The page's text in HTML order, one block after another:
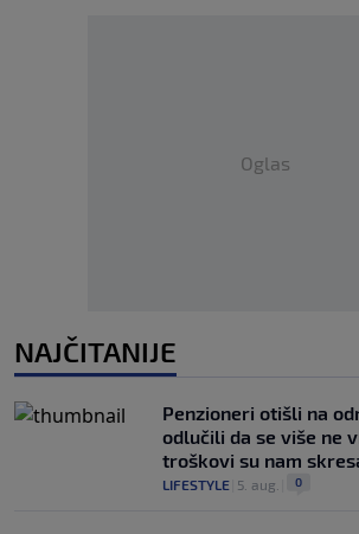
Oglas
NAJČITANIJE
Penzioneri otišli na
odlučili da se više ne
troškovi su nam
LIFESTYLE 5. aug. 0